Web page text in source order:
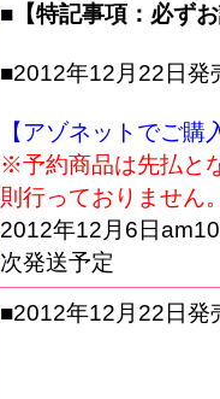
■【特記事項：必ず
■2012年12月22日発
【アゾネットでご購
※予約商品は先払と
則行っておりません
2012年12月6日
次発送予定
■2012年12月22日発